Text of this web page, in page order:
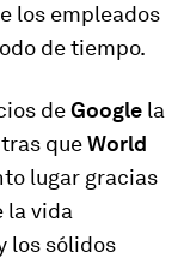
los empleados
de tiempo.
deGoogle la
queWorld
lugar gracias
la vida
los sólidos